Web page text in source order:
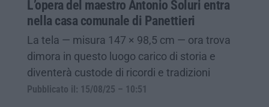
L’opera del maestro Antonio Soluri entra
nella casa comunale di Panettieri
La tela — misura 147 × 98,5 cm — ora trova
dimora in questo luogo carico di storia e
diventerà custode di ricordi e tradizioni
Pubblicato il: 15/08/25 – 10:51